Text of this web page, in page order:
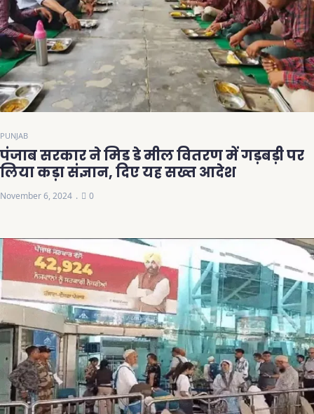
PUNJAB
पंजाब सरकार ने मिड डे मील वितरण में गड़बड़ी पर
लिया कड़ा संज्ञान, दिए यह सख्त आदेश
November 6, 2024 0